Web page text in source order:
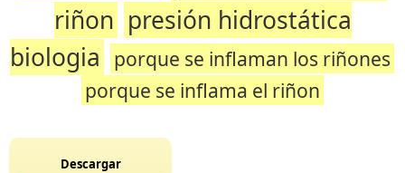
riñon presión hidrostática
biologia
porque se inflaman los riñones
porque se inflama el riñon
Descargar